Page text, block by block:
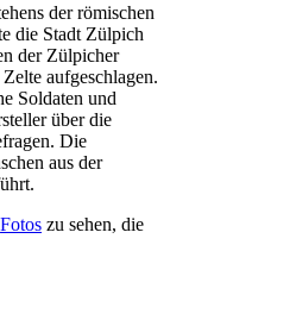
der römischen
die Stadt Zülpich
der Zülpicher
aufgeschlagen.
Soldaten und
über die
Die
aus der
Fotos zu sehen, die